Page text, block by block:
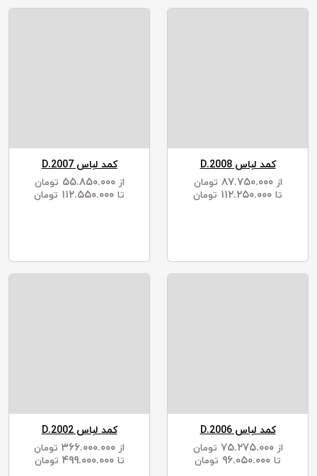
کمد لباس D.2002
از
تومان
تا ۴۹۹.۰۰۰.۰۰۰ تومان
کمد لباس D.2006
از ۷۵.۲۷۵.۰۰۰
تومان
تا
تومان
کمد لباس D.2007
از ۵۵.۸۵۰.۰۰۰
تومان
تا
تومان
کمد لباس D.2008
از ۸۷.۷۵۰.۰۰۰
تومان
تا
تومان